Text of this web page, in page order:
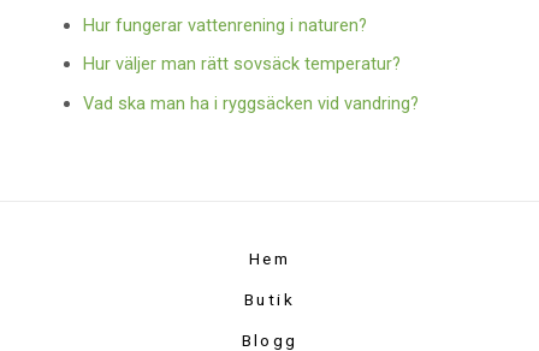
Hur fungerar vattenrening i naturen?
Hur väljer man rätt sovsäck temperatur?
Vad ska man ha i ryggsäcken vid vandring?
Hem
Butik
Blogg